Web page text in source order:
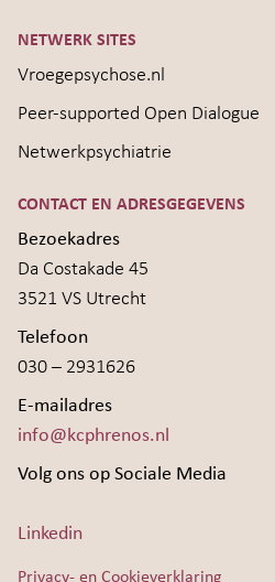
NETWERK SITES
Vroegepsychose.nl
Peer-supported Open Dialogue
Netwerkpsychiatrie
CONTACT EN ADRESGEGEVENS
Bezoekadres
Da Costakade 45
3521 VS Utrecht
Telefoon
030 – 2931626
E-mailadres
info@kcphrenos.nl
Volg ons op Sociale Media
Linkedin
Privacy- en Cookieverklaring